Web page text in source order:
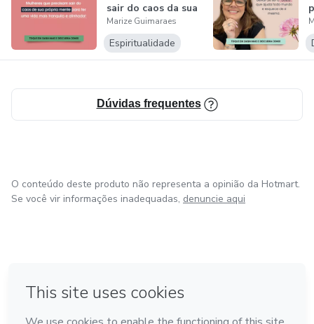
sair do caos da sua
mente e t...
Marize Guimaraes
Espiritualidade
Dúvidas frequentes
O conteúdo deste produto não representa a opinião da Hotmart.
Se você vir informações inadequadas, denuncie aqui